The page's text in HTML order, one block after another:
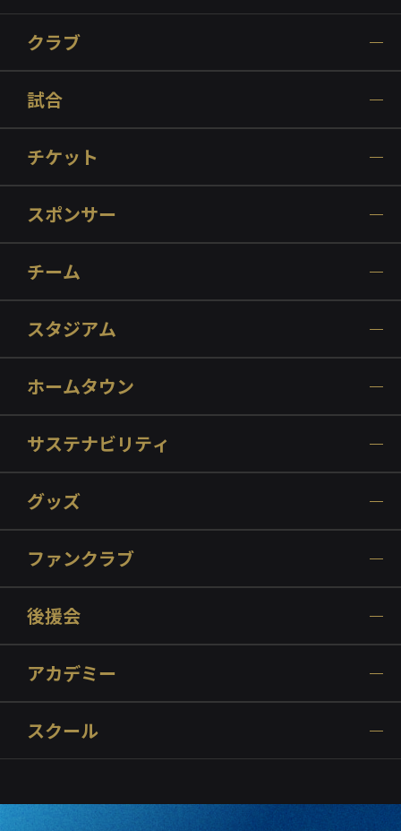
クラブ
試合
チケット
スポンサー
チーム
スタジアム
ホームタウン
サステナビリティ
グッズ
ファンクラブ
後援会
アカデミー
スクール